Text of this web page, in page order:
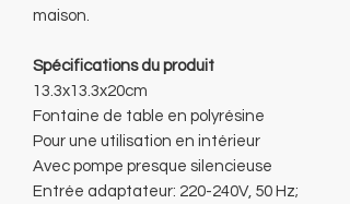
maison.
Spécifications du produit
13.3x13.3x20cm
Fontaine de table en polyrésine
Pour une utilisation en intérieur
Avec pompe presque silencieuse
Entrée adaptateur: 220-240V, 50 Hz;